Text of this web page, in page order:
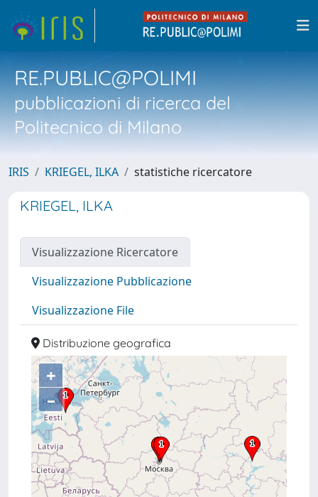
RE.PUBLIC@POLIMI
pubblicazioni di ricerca del
Politecnico di Milano
IRIS KRIEGEL, ILKA statistiche ricercatore
KRIEGEL, ILKA
Visualizzazione Ricercatore
Visualizzazione Pubblicazione
Visualizzazione File
Distribuzione geografica
+
–